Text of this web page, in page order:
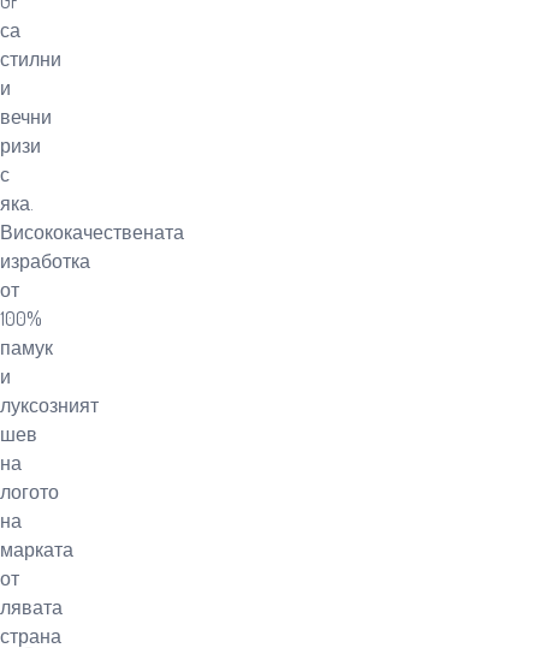
са
стилни
и
вечни
ризи
с
яка.
Висококачествената
изработка
от
100%
памук
и
луксозният
шев
на
логото
на
марката
от
лявата
страна